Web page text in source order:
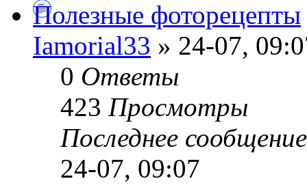
Полезные фоторецепты
Iamorial33 » 24-07,
0 Ответы
423 Просмотры
Последнее
24-07, 09:07